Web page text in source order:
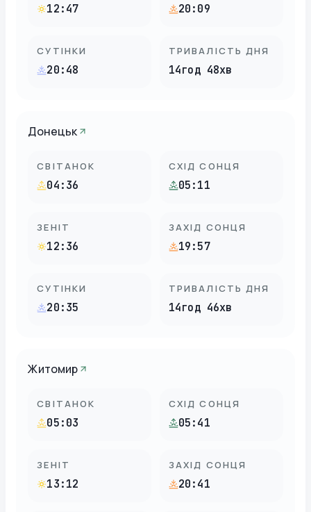
12:47 20:09
СУТІНКИ
20:48
ТРИВАЛІСТЬ ДНЯ
14год 48хв
Донецьк
СВІТАНОК
04:36
СХІД СОНЦЯ
05:11
ЗЕНІТ
12:36
ЗАХІД СОНЦЯ
19:57
СУТІНКИ
20:35
ТРИВАЛІСТЬ ДНЯ
14год 46хв
Житомир
СВІТАНОК
05:03
СХІД СОНЦЯ
05:41
ЗЕНІТ
13:12
ЗАХІД СОНЦЯ
20:41